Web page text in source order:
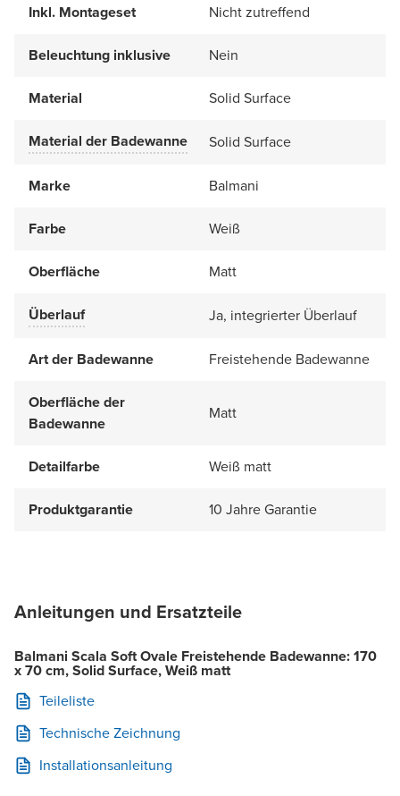
Inkl. Montageset Nicht zutreffend
Beleuchtung inklusive Nein
Material Solid Surface
Material der Badewanne Solid Surface
Marke Balmani
Farbe Weiß
Oberfläche Matt
Überlauf Ja, integrierter Überlauf
Art der Badewanne Freistehende Badewanne
Oberfläche der
Badewanne
Matt
Detailfarbe Weiß matt
Produktgarantie 10 Jahre Garantie
Anleitungen und Ersatzteile
Balmani Scala Soft Ovale Freistehende Badewanne: 170
x 70 cm, Solid Surface, Weiß matt
Teileliste
Technische Zeichnung
Installationsanleitung